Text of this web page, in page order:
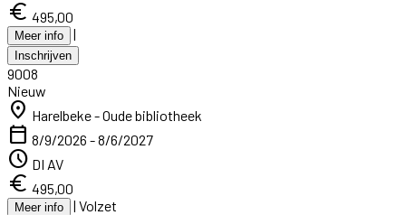
euro 495,00
Meer info |
Inschrijven
9008
Nieuw
location_on Harelbeke - Oude bibliotheek
calendar_today 8/9/2026 - 8/6/2027
schedule DI AV
euro 495,00
Meer info | Volzet